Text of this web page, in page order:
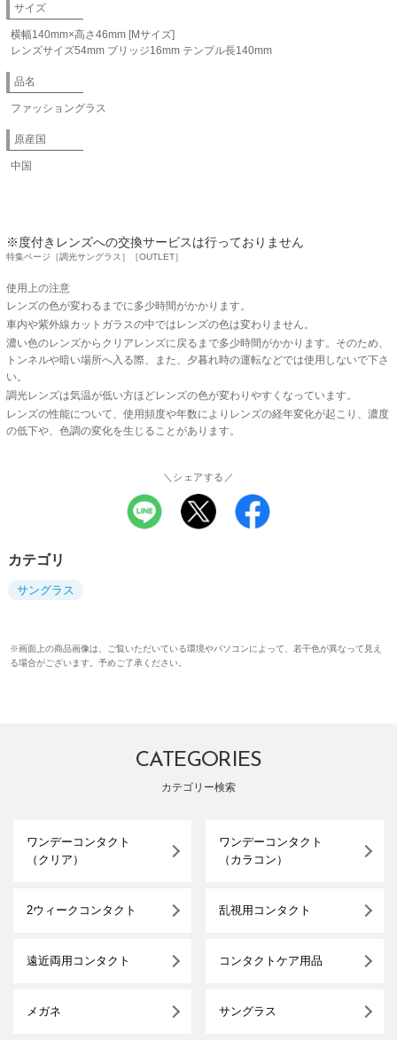
サイズ
横幅140mm×高さ46mm [Mサイズ]
レンズサイズ54mm ブリッジ16mm テンプル長140mm
品名
ファッショングラス
原産国
中国
※度付きレンズへの交換サービスは行っておりません
特集ページ［調光サングラス］［OUTLET］
使用上の注意
レンズの色が変わるまでに多少時間がかかります。
車内や紫外線カットガラスの中ではレンズの色は変わりません。
濃い色のレンズからクリアレンズに戻るまで多少時間がかかります。そのため、
トンネルや暗い場所へ入る際、また、夕暮れ時の運転などでは使用しないで下さ
い。
調光レンズは気温が低い方ほどレンズの色が変わりやすくなっています。
レンズの性能について、使用頻度や年数によりレンズの経年変化が起こり、濃度
の低下や、色調の変化を生じることがあります。
＼シェアする／
カテゴリ
サングラス
※画面上の商品画像は、ご覧いただいている環境やパソコンによって、若干色が異なって見え
る場合がございます。予めご了承ください。
CATEGORIES
カテゴリー検索
ワンデーコンタクト
（クリア）
ワンデーコンタクト
（カラコン）
2ウィークコンタクト 乱視用コンタクト
遠近両用コンタクト コンタクトケア用品
メガネ サングラス